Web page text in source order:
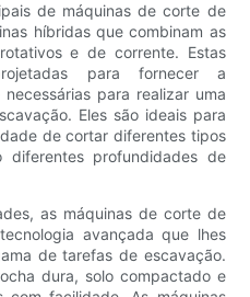
de máquinas de corte de
híbridas que combinam as
e de corrente. Estas
para fornecer a
para realizar uma
Eles são ideais para
de cortar diferentes tipos
profundidades de
as máquinas de corte de
avançada que lhes
de tarefas de escavação.
dura, solo compactado e